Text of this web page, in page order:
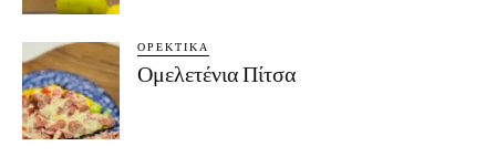
ΟΡΕΚΤΙΚΆ
Ομελετένια Πίτσα